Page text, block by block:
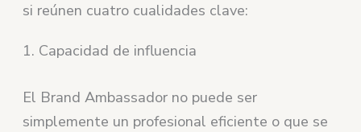
si reúnen cuatro cualidades clave:
1. Capacidad de influencia
El Brand Ambassador no puede ser
simplemente un profesional eficiente o que se